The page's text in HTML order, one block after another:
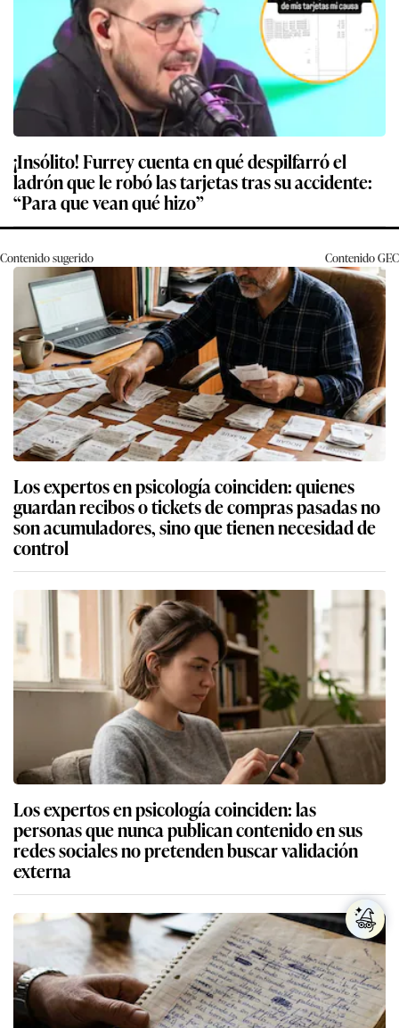
¡Insólito! Furrey cuenta en qué despilfarró el
ladrón que le robó las tarjetas tras su accidente:
“Para que vean qué hizo”
Contenido sugerido ContenidoGEC
Los expertos en psicología coinciden: quienes
guardan recibos o tickets de compras pasadas no
son acumuladores, sino que tienen necesidad de
control
Los expertos en psicología coinciden: las
personas que nunca publican contenido en sus
redes sociales no pretenden buscar validación
externa